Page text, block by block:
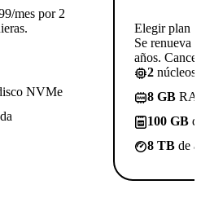
mes por 2
NVMe
Elegir plan
Se renueva
años.
2 núcleos
8 GB
100 GB
8 TB de